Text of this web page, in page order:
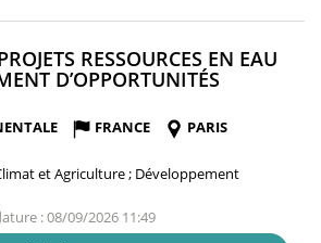
RESSOURCES EN EAU
D’OPPORTUNITÉS
FRANCE
PARIS
et Agriculture ; Développement
: 08/09/2026 11:49